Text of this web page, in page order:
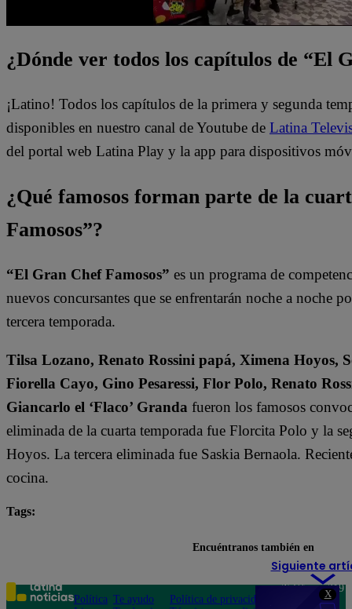
X
¿Dónde ver todos los capítulos de “El
¡Latino! Todos los capítulos de la primera y segunda
disponibles en nuestro canal de Youtube de Latina
del portal web Latina Play y la app para dispositivos
¿Qué famosos forman parte de la
Famosos”?
“El Gran Chef Famosos” es un programa de
nuevos concursantes que se enfrentarán noche a noche
tercera temporada.
Tilsa Lozano, Renato Rossini papá, Ximena Hoyos,
Fiorella Cayo, Gino Pesaressi, Flor Polo, Renato
Giancarlo el ‘Flaco’ Granda fueron los famosos
eliminada de la cuarta temporada fue Florcita Polo y la
Hoyos. La tercera eliminada fue Saskia Bernaola.
cocina.
Tags:
Siguiente
Encuéntranos también en
Política Te ayudo
Política de privacidad
Teléfono: 219